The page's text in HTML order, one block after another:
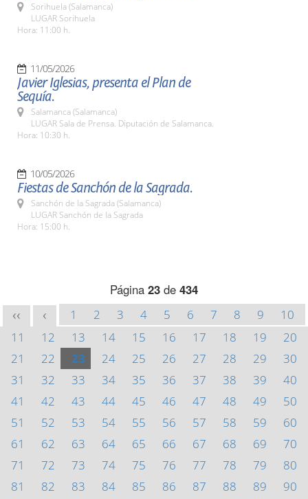
Sorihuela (Salamanca)
LUGAR Sorihuela
Hora: 11:00 h.
11/05/2026
Javier Iglesias, presenta el Plan de
Sequía.
Salamanca (Salamanca)
LUGAR Sala de Prensa. Diputación de Salamanca.
Hora: 10:30 h.
10/05/2026
Fiestas de Sanchón de la Sagrada.
Sanchón de la Sagrada (Salamanca)
LUGAR Sanchón de la Sagrada
Hora: 15:00 h.
Página 23 de 434
<< < 1 2 3 4 5 6 7 8 9
10
11
12 13 14 15 16 17 18 19
20
21
22 23 24 25 26 27 28 29
30
31
32 33 34 35 36 37 38 39
40
41
42 43 44 45 46 47 48 49
50
51
52 53 54 55 56 57 58 59
60
61
62 63 64 65 66 67 68 69
70
71
72 73 74 75 76 77 78 79
80
81
82 83 84 85 86 87 88 89
90